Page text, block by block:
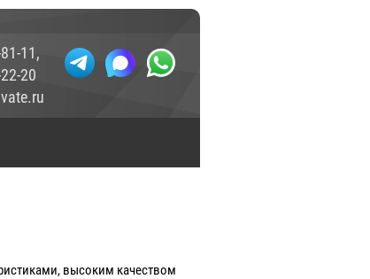
11,
20
высоким качеством